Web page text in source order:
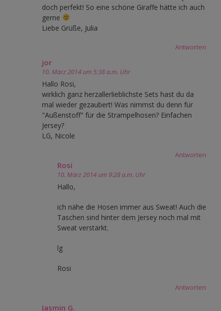
doch perfekt! So eine schöne Giraffe hätte ich auch
gerne
Liebe Grüße, Julia
Antworten
jor
10. März 2014 um 5:38 a.m. Uhr
Hallo Rosi,
wirklich ganz herzallerlieblichste Sets hast du da
mal wieder gezaubert! Was nimmst du denn für
"Außenstoff" für die Strampelhosen? Einfachen
Jersey?
LG, Nicole
Antworten
Rosi
10. März 2014 um 9:28 a.m. Uhr
Hallo,
ich nähe die Hosen immer aus Sweat! Auch die
Taschen sind hinter dem Jersey noch mal mit
Sweat verstärkt.
lg
Rosi
Antworten
Jasmin G.